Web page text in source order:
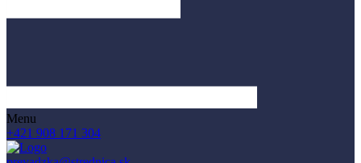
Menu
+421 908 171 304